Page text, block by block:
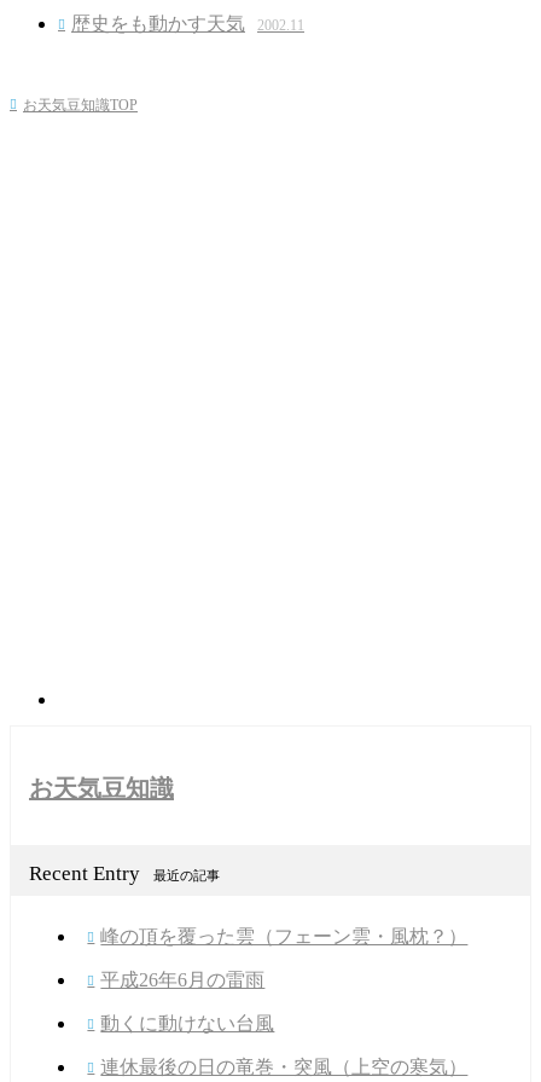
 歴史をも動かす天気 2002.11
 お天気豆知識TOP
お天気豆知識
Recent Entry 最近の記事
 峰の頂を覆った雲（フェーン雲・風枕？）
 平成26年6月の雷雨
 動くに動けない台風
 連休最後の日の竜巻・突風（上空の寒気）